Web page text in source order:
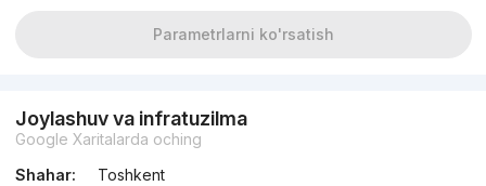
Parametrlarni ko'rsatish
Joylashuv va infratuzilma
Google Xaritalarda oching
Shahar:
Toshkent